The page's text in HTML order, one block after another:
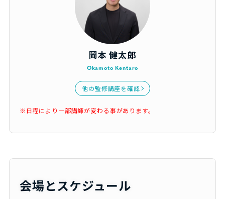
岡本 健太郎
Okamoto Kentaro
他の監修講座を確認
※日程により一部講師が変わる事があります。
会場とスケジュール